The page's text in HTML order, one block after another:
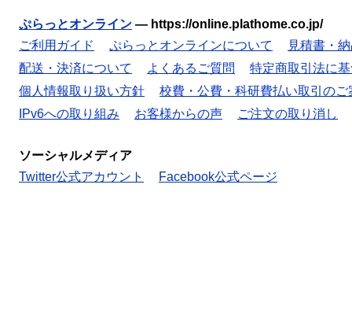
ぷらっとオンライン — https://online.plathome.co.jp/
ご利用ガイド
ぷらっとオンラインについて
見積書・
配送・決済について
よくあるご質問
特定商取引法に
個人情報取り扱い方針
校費・公費・科研費払い取引のご
IPv6への取り組み
お客様からの声 ご注文の取り消し
ソーシャルメディア
Twitter公式アカウント
Facebook公式ページ